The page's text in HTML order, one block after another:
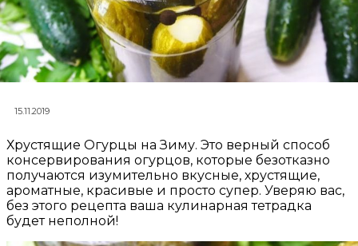
15.11.2019
Хрустящие Огурцы на Зиму. Это верный способ
консервирования огурцов, которые безотказно
получаются изумительно вкусные, хрустящие,
ароматные, красивые и просто супер. Уверяю вас,
без этого рецепта ваша кулинарная тетрадка
будет неполной!